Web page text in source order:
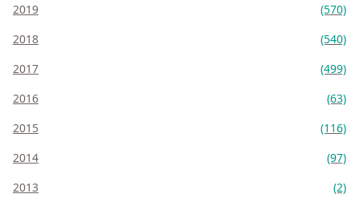
2019
(570)
2018
(540)
2017
(499)
2016
(63)
2015
(116)
2014
(97)
2013
(2)